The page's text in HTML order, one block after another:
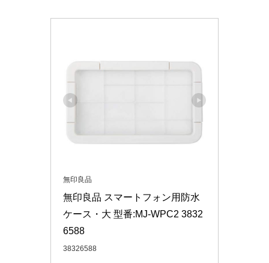
無印良品
無印良品 スマートフォン用防水
ケース・大 型番:MJ-WPC2 3832
6588
38326588